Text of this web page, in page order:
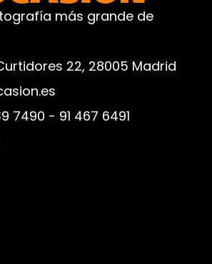
más grande de
22, 28005 Madrid
7490 - 91 467 6491